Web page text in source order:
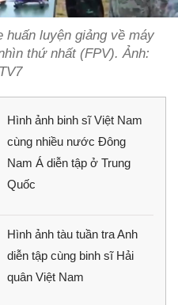
huấn luyện giảng về máy
thứ nhất (FPV). Ảnh:
Hình ảnh binh sĩ Việt Nam
cùng nhiều nước Đông
Nam Á diễn tập ở Trung
Quốc
Hình ảnh tàu tuần tra Anh
diễn tập cùng binh sĩ Hải
quân Việt Nam